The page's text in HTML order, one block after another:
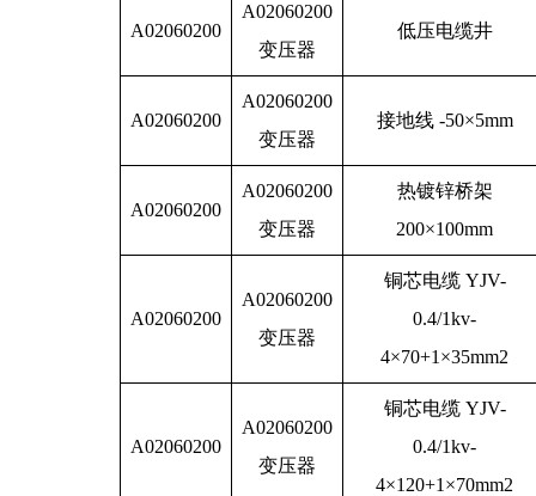
A02060200
A02060200
变压器
低压电缆井
A02060200
A02060200
变压器
接地线 -50×5mm
A02060200
A02060200
变压器
热镀锌桥架
200×100mm
A02060200
A02060200
变压器
铜芯电缆 YJV-
0.4/1kv-
4×70+1×35mm2
A02060200
A02060200
变压器
铜芯电缆 YJV-
0.4/1kv-
4×120+1×70mm2